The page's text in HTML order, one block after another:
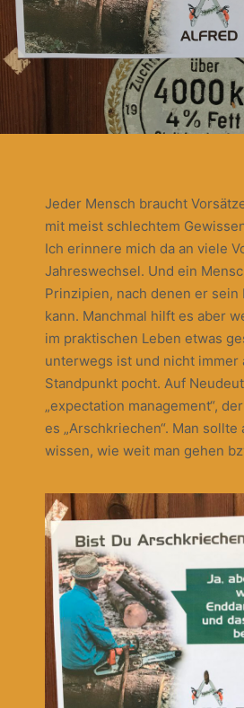
Jeder Mensch braucht
mit meist schlechtem
Ich erinnere mich da an viele
Jahreswechsel. Und ein
Prinzipien, nach denen er sein
kann. Manchmal hilft es aber
im praktischen Leben etwas
unterwegs ist und nicht immer
Standpunkt pocht. Auf
„expectation management“,
es „Arschkriechen“. Man sollte
wissen, wie weit man gehen